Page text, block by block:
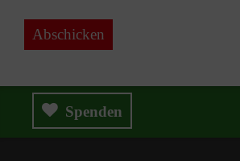
Abschicken
Spenden